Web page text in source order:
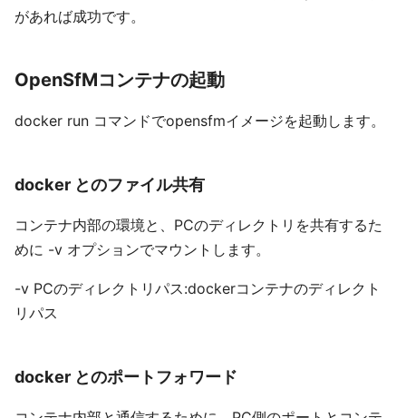
があれば成功です。
OpenSfMコンテナの起動
docker run コマンドでopensfmイメージを起動します。
docker とのファイル共有
コンテナ内部の環境と、PCのディレクトリを共有するた
めに -v オプションでマウントします。
-v PCのディレクトリパス:dockerコンテナのディレクト
リパス
docker とのポートフォワード